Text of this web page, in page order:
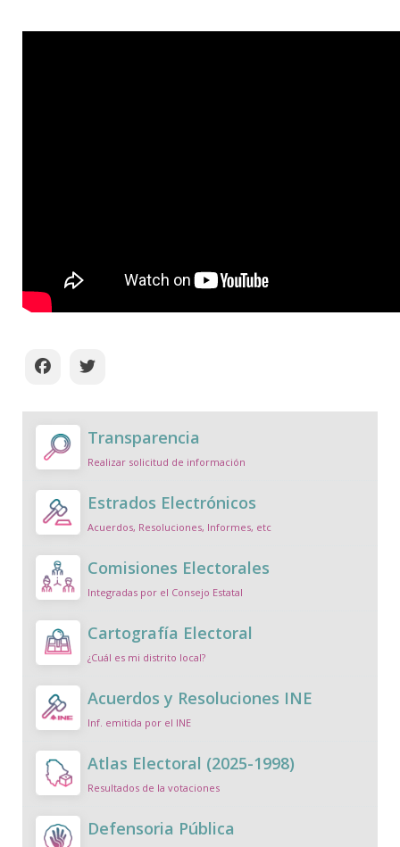
Transparencia
Realizar solicitud de información
Estrados Electrónicos
Acuerdos, Resoluciones, Informes, etc
Comisiones Electorales
Integradas por el Consejo Estatal
Cartografía Electoral
¿Cuál es mi distrito local?
Acuerdos y Resoluciones INE
Inf. emitida por el INE
Atlas Electoral (2025-1998)
Resultados de la votaciones
Defensoria Pública